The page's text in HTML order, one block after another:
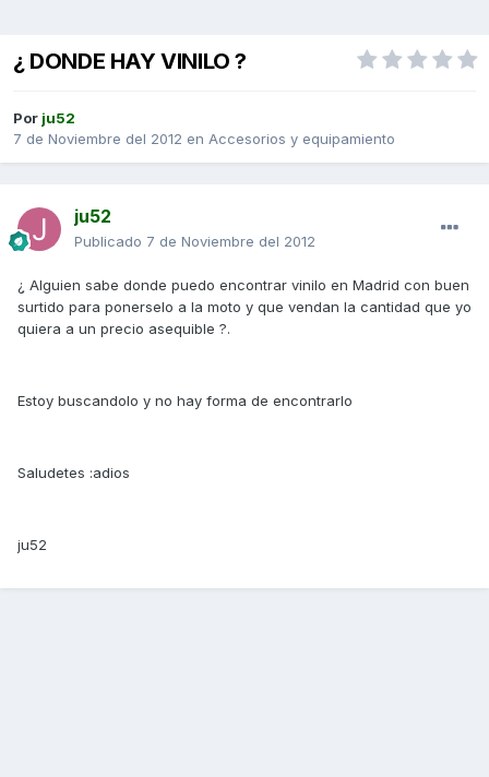
¿ DONDE HAY VINILO ?
Por ju52
7 de Noviembre del 2012 en Accesorios y equipamiento
ju52
Publicado 7 de Noviembre del 2012
¿ Alguien sabe donde puedo encontrar vinilo en Madrid con buen
surtido para ponerselo a la moto y que vendan la cantidad que yo
quiera a un precio asequible ?.
Estoy buscandolo y no hay forma de encontrarlo
Saludetes :adios
ju52